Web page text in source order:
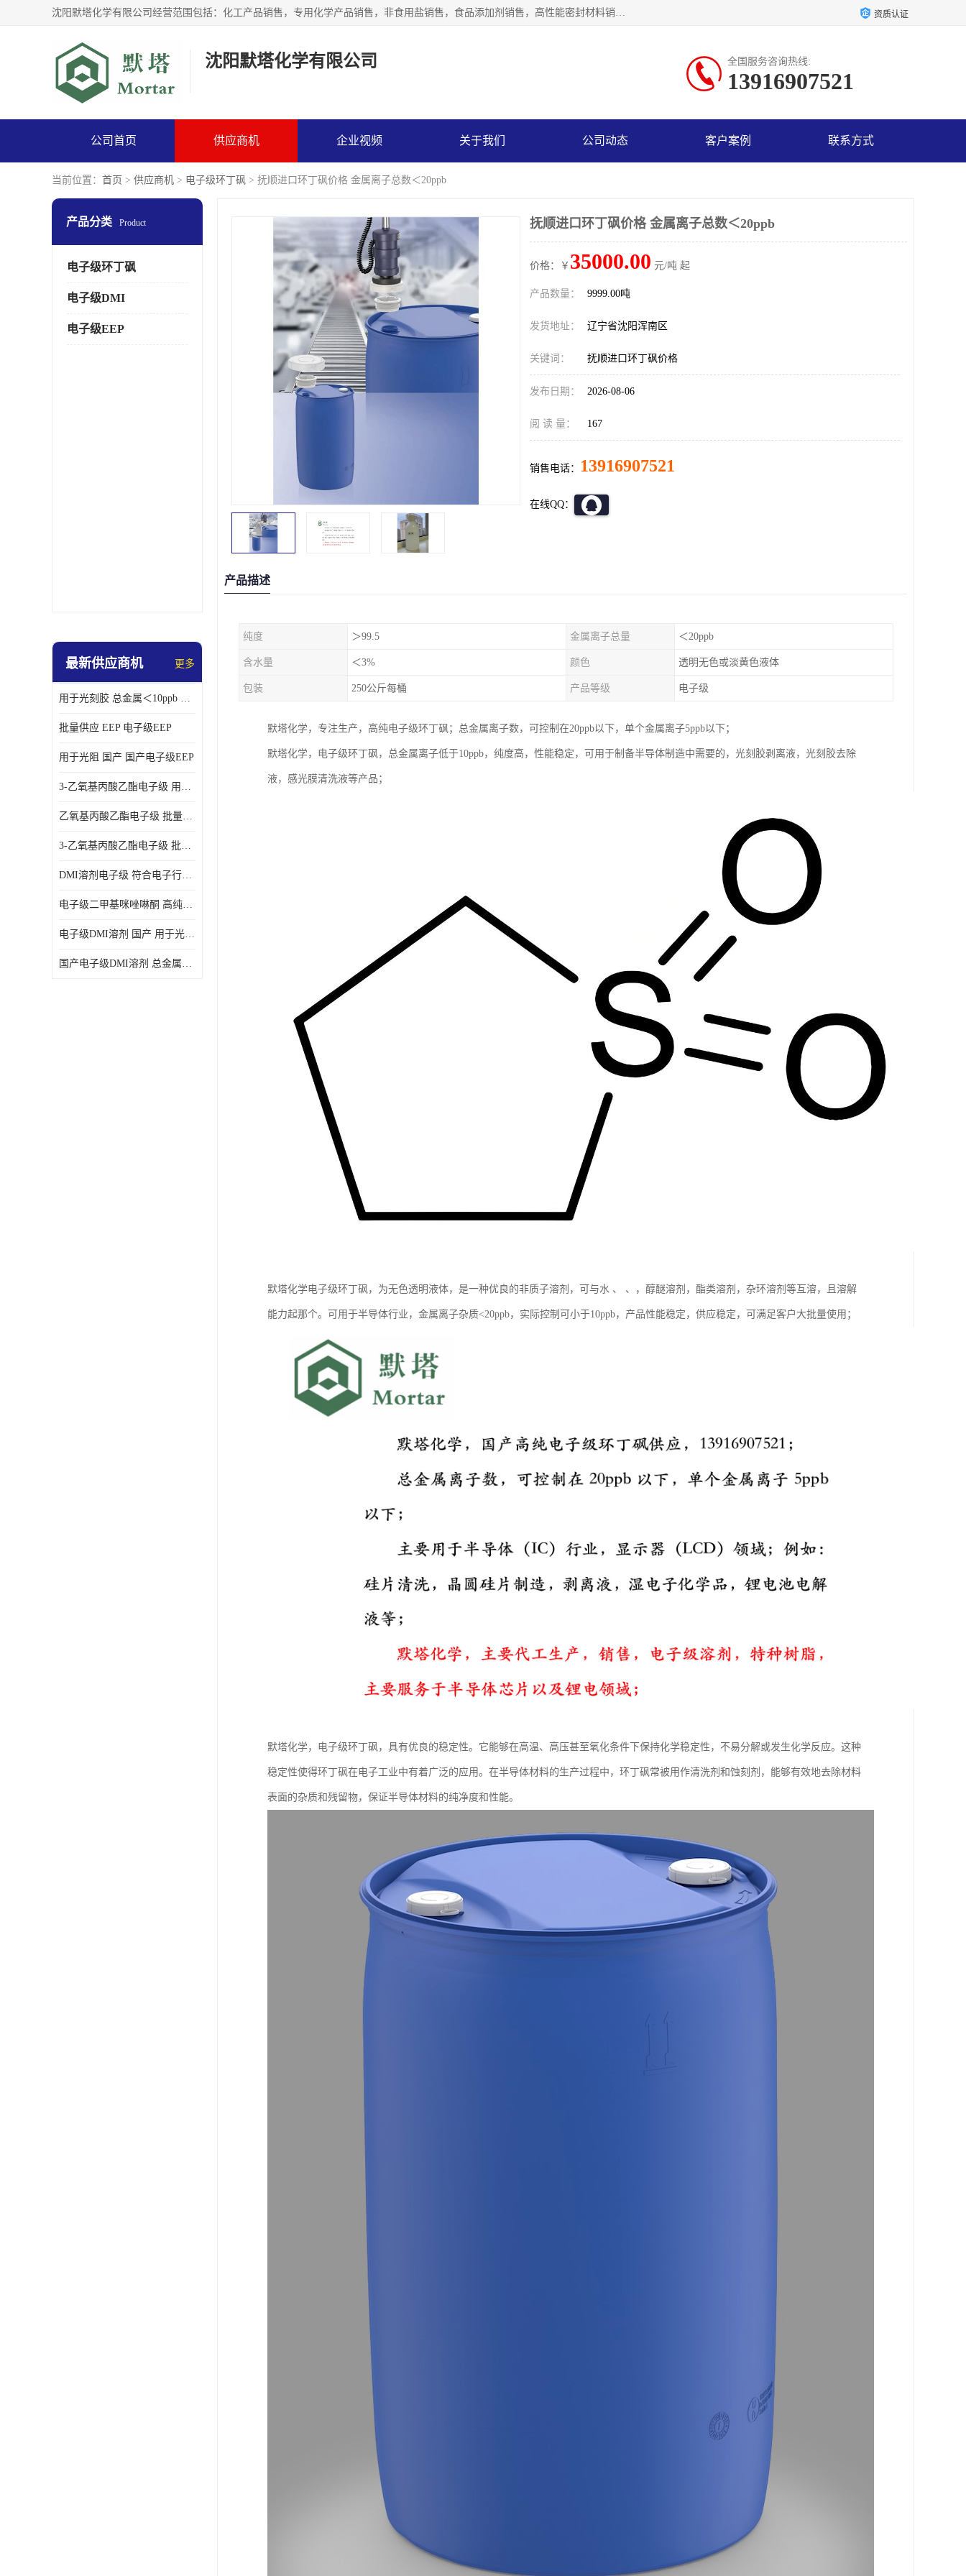
沈阳默塔化学有限公司经营范围包括：化工产品销售，专用化学产品销售，非食用盐销售，食品添加剂销售，高性能密封材料销售，涂料销售，合成材料销售，工程塑料及合成树脂销售等；主要产品有高纯电子级环丁砜，总金属离子可控制在ppb级别、纯度高、颜色浅、耐高温分解时间长，特别适合于半导体制造，硅片晶圆制造，清洗湿电子化学品，锂电池电解液，电子油墨，特种材料等高端行业；也适用于医药合成。 资质认证
沈阳默塔化学有限公司 全国服务咨询热线:
13916907521
公司首页 供应商机 企业视频 关于我们 公司动态 客户案例 联系方式
当前位置： 首页 > 供应商机 > 电子级环丁砜 > 抚顺进口环丁砜价格 金属离子总数＜20ppb
产品分类 Product
电子级环丁砜
电子级DMI
电子级EEP
最新供应商机 更多
用于光刻胶 总金属＜10ppb 电子级EEP溶剂
批量供应 EEP 电子级EEP
用于光阻 国产 国产电子级EEP
3-乙氧基丙酸乙酯电子级 用于剥离液 国产
乙氧基丙酸乙酯电子级 批量供应 电子级
3-乙氧基丙酸乙酯电子级 批量供应
DMI溶剂电子级 符合电子行业要求
电子级二甲基咪唑啉酮 高纯度 用于光阻
电子级DMI溶剂 国产 用于光刻胶
国产电子级DMI溶剂 总金属小于20ppb 用于半导体清洗
抚顺进口环丁砜价格 金属离子总数＜20ppb
价格：￥ 35000.00 元/吨 起
产品数量： 9999.00吨
发货地址： 辽宁省沈阳浑南区
关键词： 抚顺进口环丁砜价格
发布日期： 2026-08-06
阅 读 量： 167
销售电话： 13916907521
在线QQ：
产品描述
纯度 ＞99.5 金属离子总量 ＜20ppb
含水量 ＜3% 颜色 透明无色或淡黄色液体
包装 250公斤每桶 产品等级 电子级
默塔化学，专注生产，高纯电子级环丁砜；总金属离子数，可控制在20ppb以下，单个金属离子5ppb以下；
默塔化学，电子级环丁砜，总金属离子低于10ppb，纯度高，性能稳定，可用于制备半导体制造中需要的，光刻胶剥离液，光刻胶去除
液，感光膜清洗液等产品；
默塔化学电子级环丁砜，为无色透明液体，是一种优良的非质子溶剂，可与水 、 、，醇醚溶剂，酯类溶剂，杂环溶剂等互溶，且溶解
能力起那个。可用于半导体行业，金属离子杂质<20ppb，实际控制可小于10ppb，产品性能稳定，供应稳定，可满足客户大批量使用；
默塔化学，电子级环丁砜，具有优良的稳定性。它能够在高温、高压甚至氧化条件下保持化学稳定性，不易分解或发生化学反应。这种
稳定性使得环丁砜在电子工业中有着广泛的应用。在半导体材料的生产过程中，环丁砜常被用作清洗剂和蚀刻剂，能够有效地去除材料
表面的杂质和残留物，保证半导体材料的纯净度和性能。